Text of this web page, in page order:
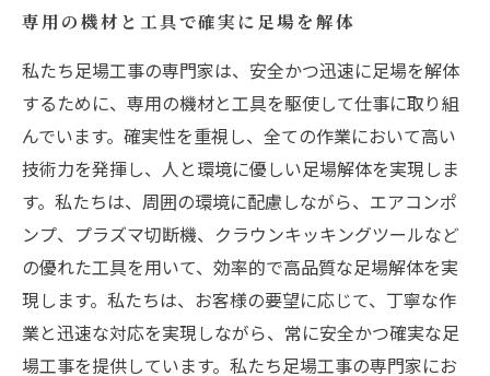
専用の機材と工具で確実に足場を解体
私たち足場工事の専門家は、安全かつ迅速に足場を解体
するために、専用の機材と工具を駆使して仕事に取り組
んでいます。確実性を重視し、全ての作業において高い
技術力を発揮し、人と環境に優しい足場解体を実現しま
す。私たちは、周囲の環境に配慮しながら、エアコンポ
ンプ、プラズマ切断機、クラウンキッキングツールなど
の優れた工具を用いて、効率的で高品質な足場解体を実
現します。私たちは、お客様の要望に応じて、丁寧な作
業と迅速な対応を実現しながら、常に安全かつ確実な足
場工事を提供しています。私たち足場工事の専門家にお